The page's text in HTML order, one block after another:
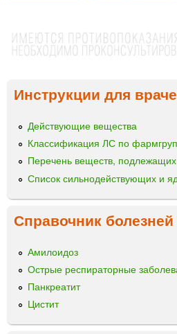
Инструкции для
Действующие вещества
Классификация ЛС по
Перечень веществ,
Список сильнодействующих и
Справочник болезней
Амилоидоз
Острые респираторные
Панкреатит
Цистит